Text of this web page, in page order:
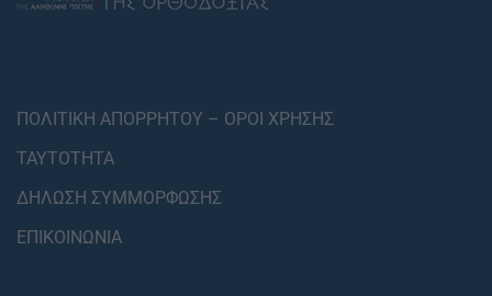
ΠΟΛΙΤΙΚΗ ΑΠΟΡΡΗΤΟΥ – ΟΡΟΙ ΧΡΗΣΗΣ
ΤΑΥΤΟΤΗΤΑ
ΔΗΛΩΣΗ ΣΥΜΜΟΡΦΩΣΗΣ
ΕΠΙΚΟΙΝΩΝΙΑ